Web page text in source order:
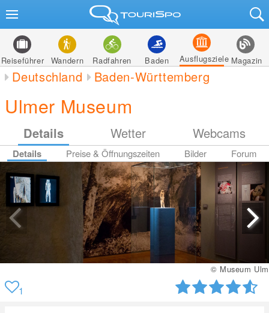
Reiseführer Wandern Radfahren Baden Ausflugsziele Magazin
Deutschland Baden-Württemberg
Ulmer Museum
Details Wetter Webcams
Details Preise & Öffnungszeiten Bilder Forum
© Museum Ulm
1